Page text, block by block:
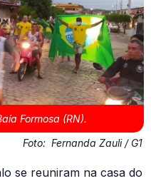
Formosa (RN).
Foto: Fernanda Zauli / G1
se reuniram na casa do